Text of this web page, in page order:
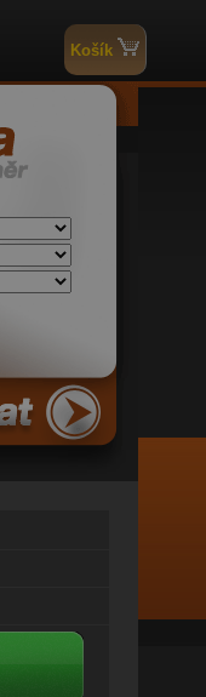
Košík